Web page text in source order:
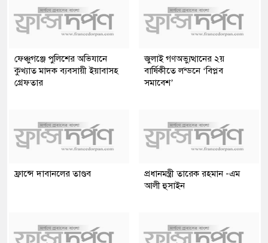
ফেঞ্চুগঞ্জে পুলিশের অভিযানে
কুখ্যাত মাদক ব্যবসায়ী ইয়াবাসহ
গ্রেফতার
জুলাই গণঅভ্যুত্থানের ২য়
বার্ষিকীতে লন্ডনে ‘বিপ্লব
সমাবেশ’
ফ্রান্সে দাবানলের তাণ্ডব
প্রধানমন্ত্রী তারেক রহমান -এম
আলী হুসাইন